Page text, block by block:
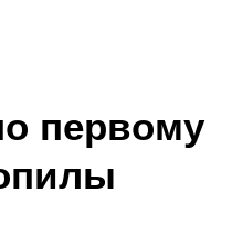
первому